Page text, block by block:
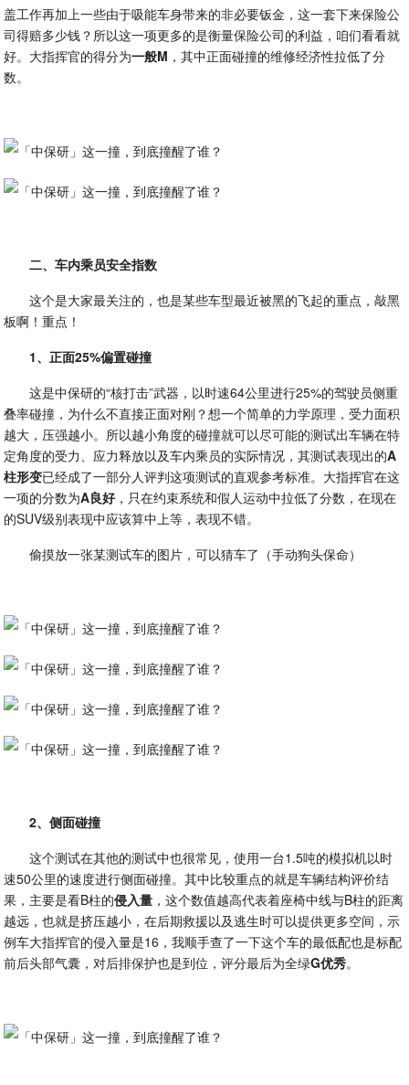
盖工作再加上一些由于吸能车身带来的非必要钣金，这一套下来保险公
司得赔多少钱？所以这一项更多的是衡量保险公司的利益，咱们看看就
好。大指挥官的得分为一般M ，其中正面碰撞的维修经济性拉低了分
数。
二、车内乘员安全指数
这个是大家最关注的，也是某些车型最近被黑的飞起的重点，敲黑
板啊！重点！
1、正面25%偏置碰撞
这是中保研的“核打击”武器，以时速64公里进行25%的驾驶员侧重
叠率碰撞，为什么不直接正面对刚？想一个简单的力学原理，受力面积
越大，压强越小。所以越小角度的碰撞就可以尽可能的测试出车辆在特
定角度的受力、应力释放以及车内乘员的实际情况，其测试表现出的A
柱形变已经成了一部分人评判这项测试的直观参考标准。大指挥官在这
一项的分数为A良好 ，只在约束系统和假人运动中拉低了分数，在现在
的SUV级别表现中应该算中上等，表现不错。
偷摸放一张某测试车的图片，可以猜车了（手动狗头保命）
2、侧面碰撞
这个测试在其他的测试中也很常见，使用一台1.5吨的模拟机以时
速50公里的速度进行侧面碰撞。其中比较重点的就是车辆结构评价结
果，主要是看B柱的侵入量 ，这个数值越高代表着座椅中线与B柱的距离
越远，也就是挤压越小，在后期救援以及逃生时可以提供更多空间，示
例车大指挥官的侵入量是16，我顺手查了一下这个车的最低配也是标配
前后头部气囊，对后排保护也是到位，评分最后为全绿G优秀。